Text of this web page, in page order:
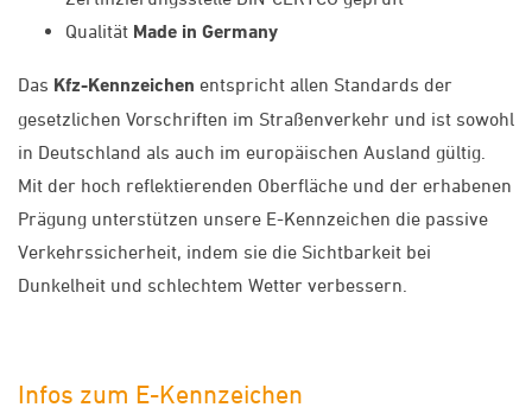
Qualität Made in Germany
Das Kfz-Kennzeichen entspricht allen Standards der
gesetzlichen Vorschriften im Straßenverkehr und ist sowohl
in Deutschland als auch im europäischen Ausland gültig.
Mit der hoch reflektierenden Oberfläche und der erhabenen
Prägung unterstützen unsere E-Kennzeichen die passive
Verkehrssicherheit, indem sie die Sichtbarkeit bei
Dunkelheit und schlechtem Wetter verbessern.
Infos zum E-Kennzeichen